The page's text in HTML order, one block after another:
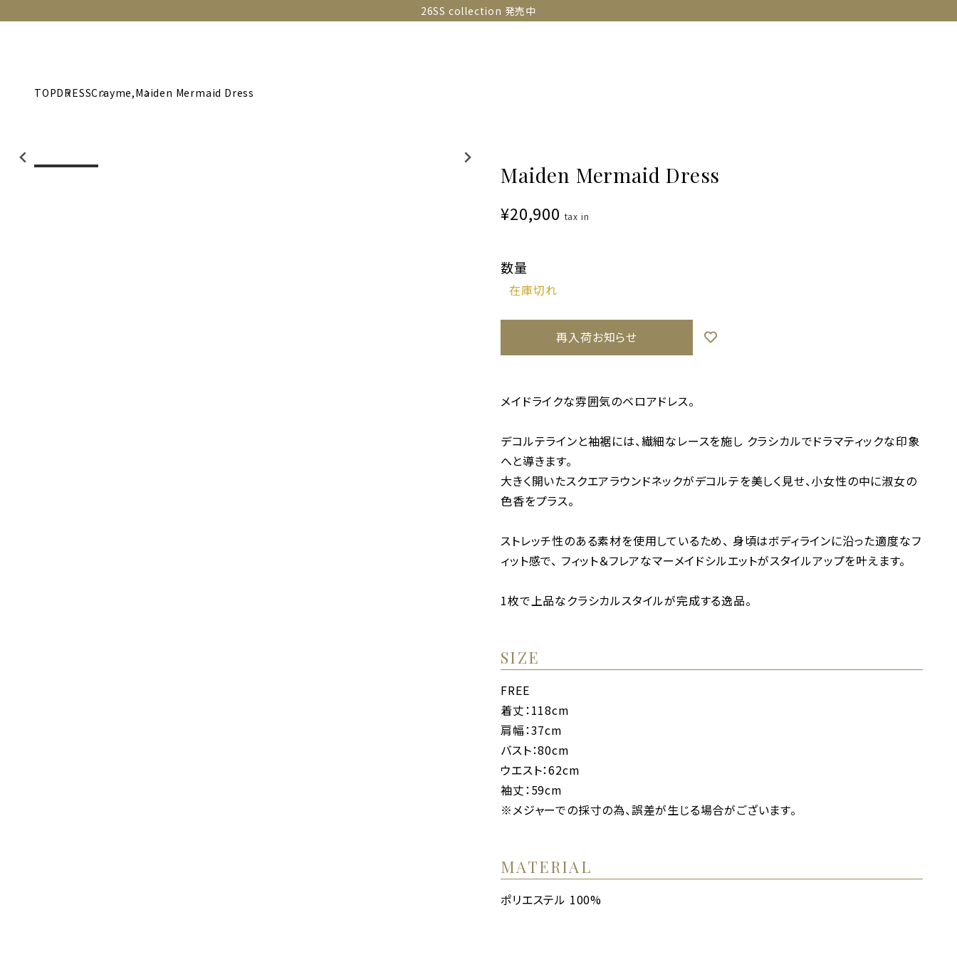
26SS collection 発売中
TOPDRESSCrayme,Maiden Mermaid Dress
Maiden Mermaid Dress
¥20,900 tax in
数量
再入荷お知らせ
メイドライクな雰囲気のベロアドレス。
デコルテラインと袖裾には、繊細なレースを施し クラシカルでドラマティックな印象
へと導きます。
大きく開いたスクエアラウンドネックがデコルテを美しく見せ、小女性の中に淑女の
色香をプラス。
ストレッチ性のある素材を使用しているため、 身頃はボディラインに沿った適度なフ
ィット感で、 フィット＆フレアなマーメイドシルエットがスタイルアップを叶えます。
1枚で上品なクラシカルスタイルが完成する逸品。
SIZE
FREE
着丈：118cm
肩幅：37cm
バスト：80cm
ウエスト：62cm
袖丈：59cm
※メジャーでの採寸の為、誤差が生じる場合がございます。
MATERIAL
ポリエステル 100%